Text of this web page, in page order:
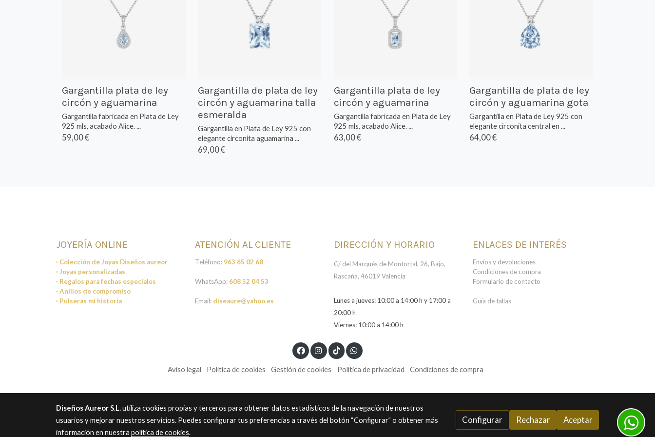
Gargantilla plata de ley
circón y aguamarina
Gargantilla fabricada en Plata de Ley
925 mls, acabado Alice. ...
59,00 €
Gargantilla de plata de ley
circón y aguamarina talla
esmeralda
Gargantilla en Plata de Ley 925 con
elegante circonita aguamarina ...
69,00 €
Gargantilla plata de ley
circón y aguamarina
Gargantilla fabricada en Plata de Ley
925 mls, acabado Alice. ...
63,00 €
Gargantilla de plata de ley
circón y aguamarina gota
Gargantilla en Plata de Ley 925 con
elegante circonita central en ...
64,00 €
JOYERÍA ONLINE
· Colección de Joyas Diseños aureor
· Joyas personalizadas
· Regalos para fechas especiales
· Anillos de compromiso
· Pulseras mi historia
ATENCIÓN AL CLIENTE
Teléfono: 963 65 02 68
WhatsApp: 608 52 04 53
Email: diseaure@yahoo.es
DIRECCIÓN Y HORARIO
C/ del Marqués de Montortal, 26, Bajo,
Rascaña, 46019 Valencia
Lunes a jueves: 10:00 a 14:00 h y 17:00 a
20:00 h
Viernes: 10:00 a 14:00 h
ENLACES DE INTERÉS
Envíos y devoluciones
Condiciones de compra
Formulario de contacto
Guía de tallas
Aviso legal Política de cookies Gestión de cookies Política de privacidad Condiciones de compra
Diseños Aureor S.L.utiliza cookies propias y terceros para obtener datos estadísticos de la navegación de nuestros
usuarios y mejorar nuestros servicios. Puedes configurar tus preferencias a través del botón “Configurar” o obtener más
información en nuestra política de cookies.
Configurar Rechazar Aceptar